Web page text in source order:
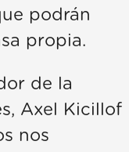
podrán
propia.
de la
Axel Kicillof
nos